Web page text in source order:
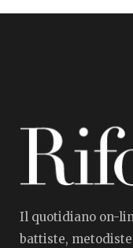
Il quotidiano on-
battiste,